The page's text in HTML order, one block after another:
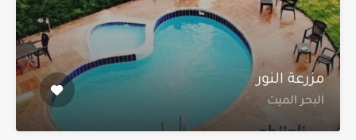
مزرعة النور
البحر الميت